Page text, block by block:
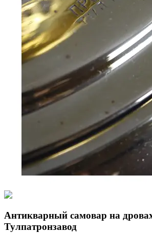
Антикварный самовар на
Тулпатронзавод